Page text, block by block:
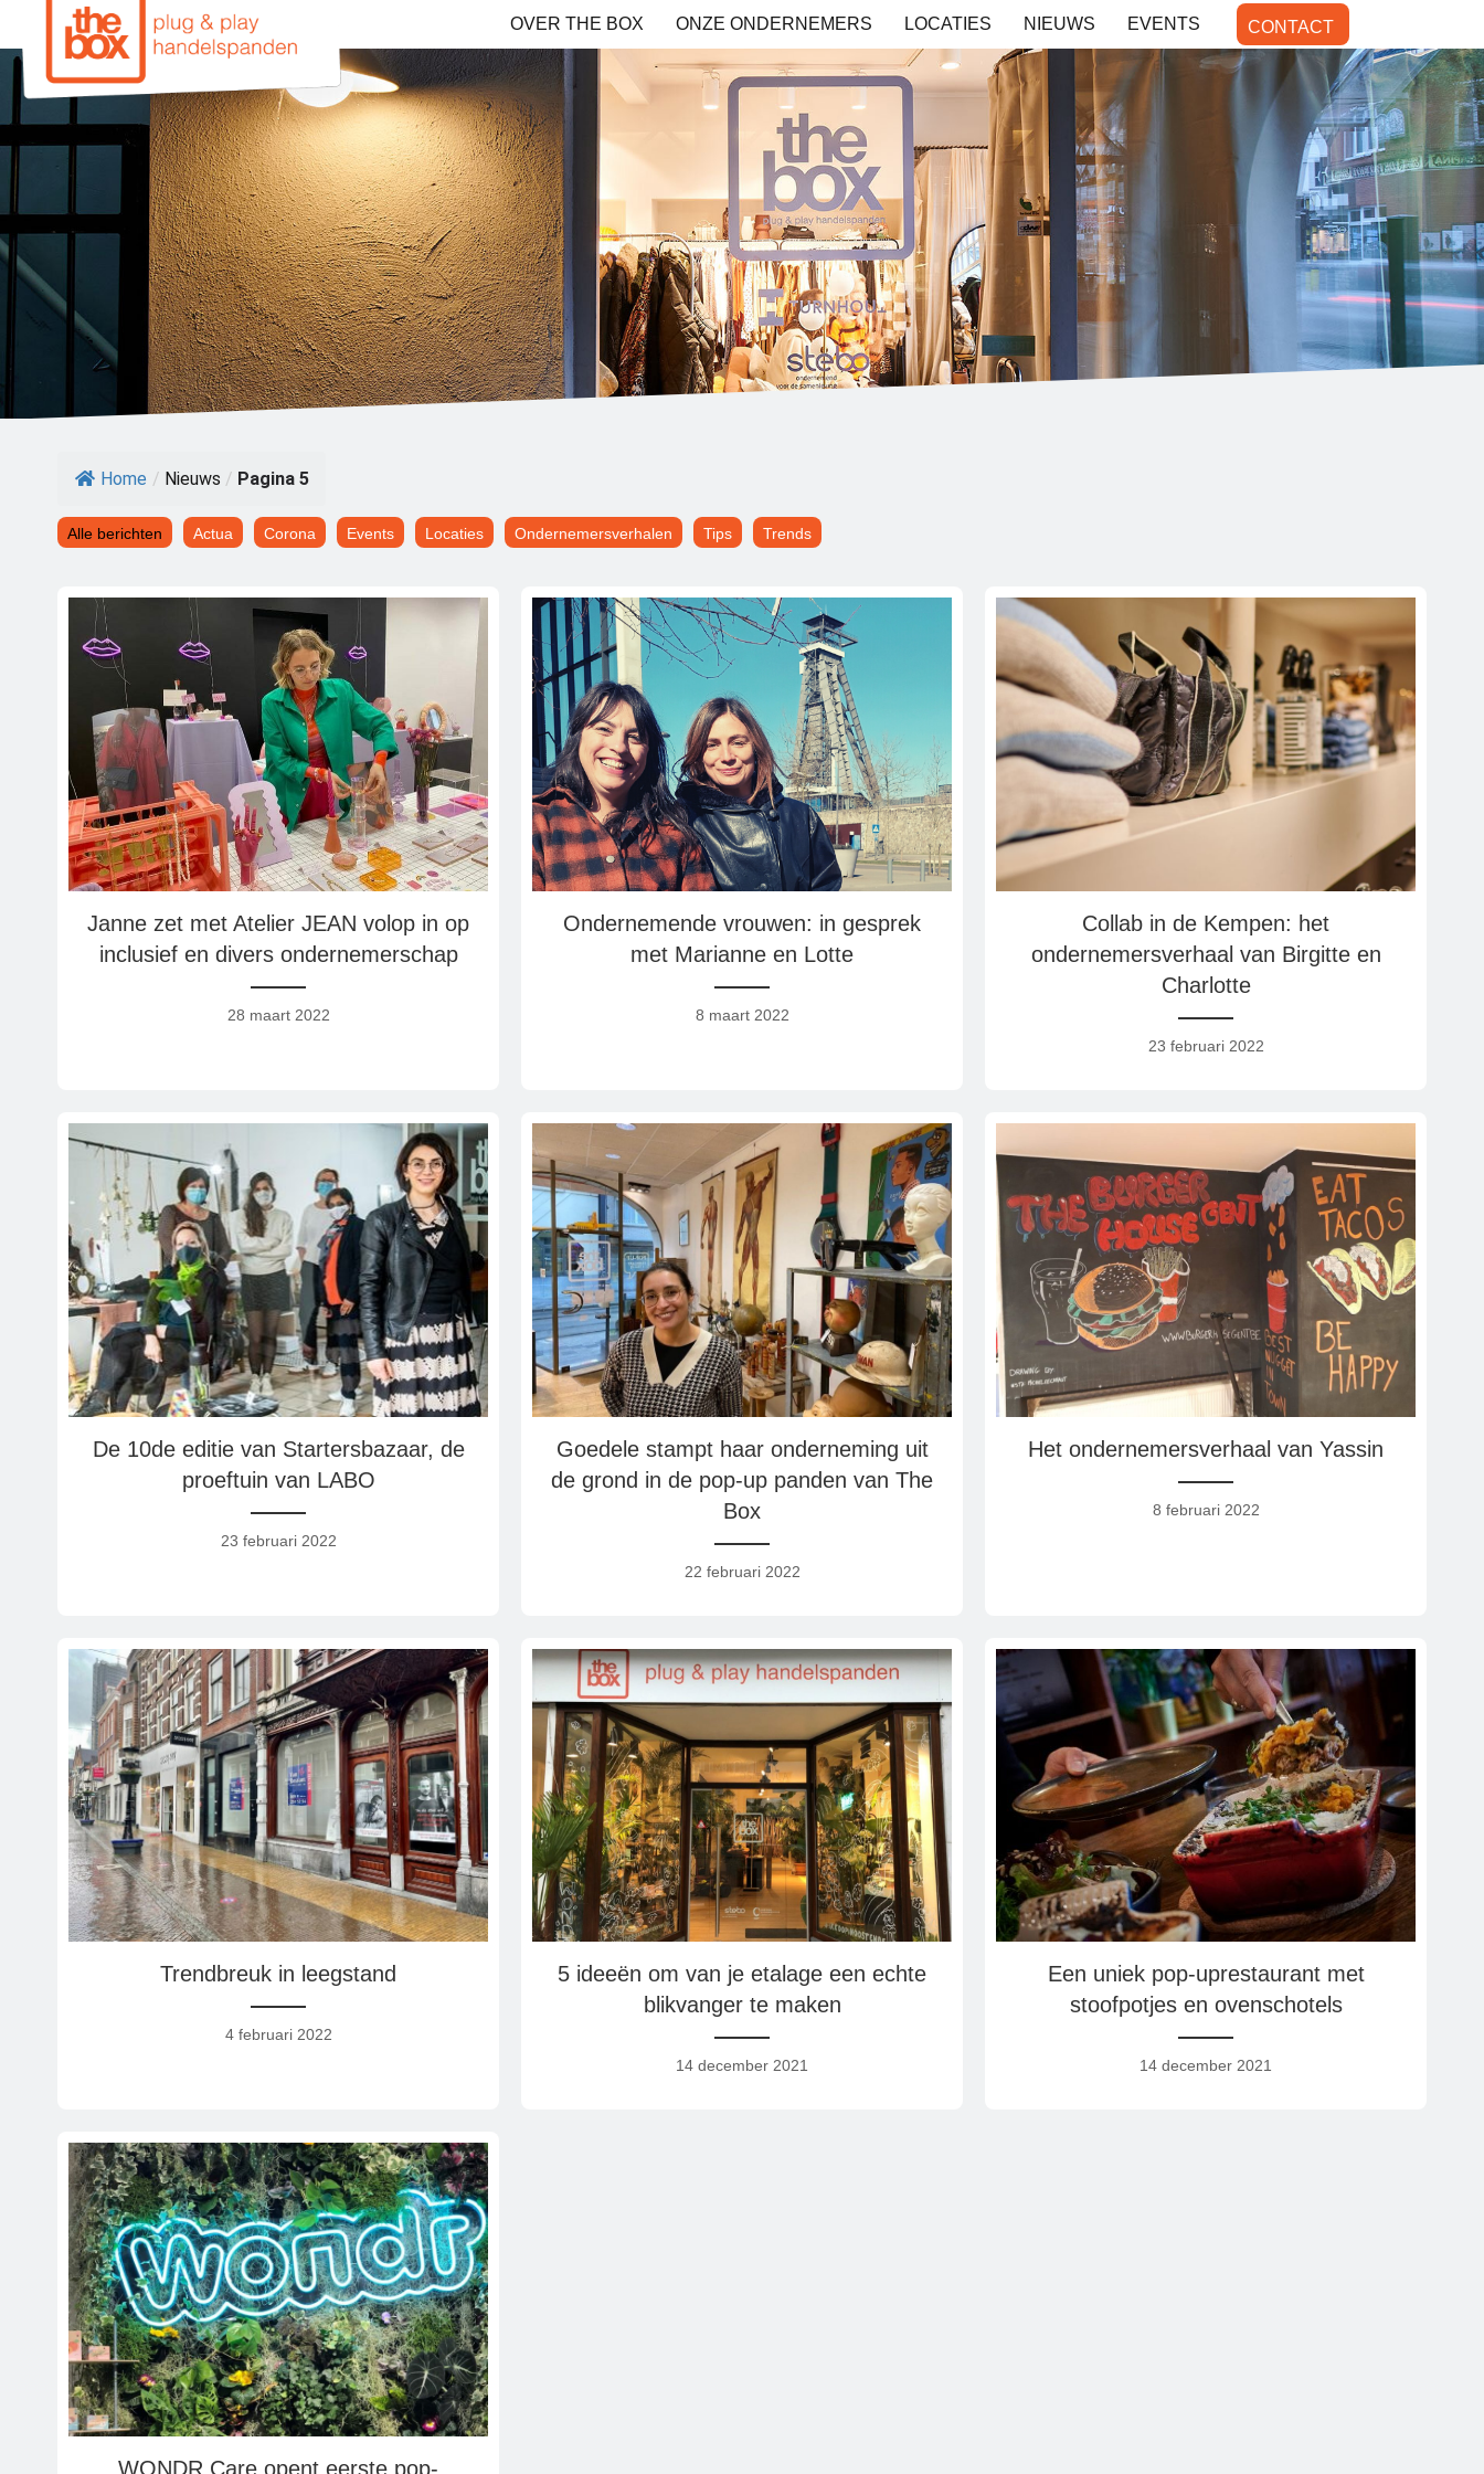
OVER THE BOX ONZE ONDERNEMERS LOCATIES NIEUWS EVENTS CONTACT
NIEUWS
Laatste updates van The Box
Home / Nieuws / Pagina 5
Alle berichten Actua Corona Events Locaties Ondernemersverhalen Tips Trends
Janne zet met Atelier JEAN volop in op
inclusief en divers ondernemerschap
28 maart 2022
Ondernemende vrouwen: in gesprek
met Marianne en Lotte
8 maart 2022
Collab in de Kempen: het
ondernemersverhaal van Birgitte en
Charlotte
23 februari 2022
De 10de editie van Startersbazaar, de
proeftuin van LABO
23 februari 2022
Goedele stampt haar onderneming uit
de grond in de pop-up panden van The
Box
22 februari 2022
Het ondernemersverhaal van Yassin
8 februari 2022
Trendbreuk in leegstand
4 februari 2022
5 ideeën om van je etalage een echte
blikvanger te maken
14 december 2021
Een uniek pop-uprestaurant met
stoofpotjes en ovenschotels
14 december 2021
WONDR Care opent eerste pop-